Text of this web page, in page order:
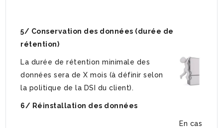
5/ Conservation des données (durée de
rétention)
La durée de rétention minimale des
données sera de X mois (à définir selon
la politique de la DSI du client).
6/ Réinstallation des données
En cas